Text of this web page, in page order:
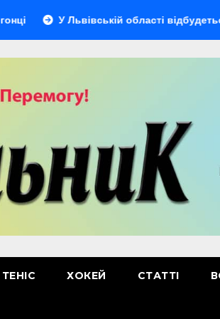
У Львівській області відбудеться
ТЕНІС ХОКЕЙ СТАТТІ